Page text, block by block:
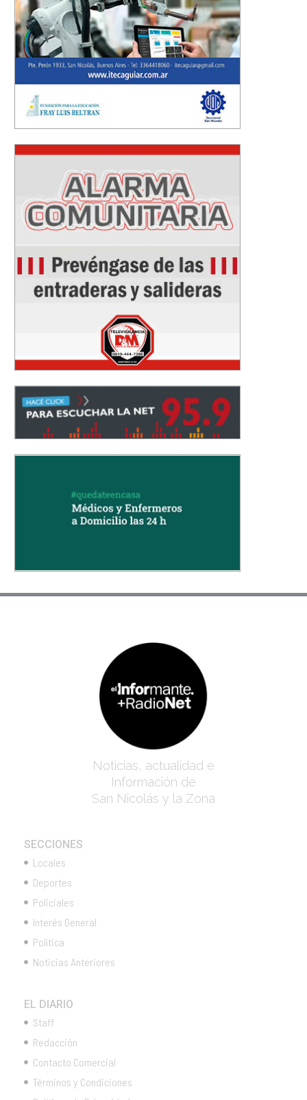
Noticias, actualidad e
Información de
San Nicolás y la Zona
SECCIONES
Locales
Deportes
Policiales
Interés General
Política
Noticias Anteriores
EL DIARIO
Staff
Redacción
Contacto Comercial
Términos y Condiciones